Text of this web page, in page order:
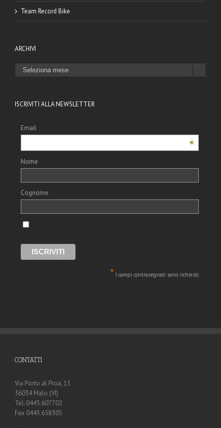
Team Record Bike
ARCHIVI
ARCHIVI
ISCRIVITI ALLA NEWSLETTER
Email
*
Nome
Cognome
* I campi contrasegnati sono richiesti
CONTATTI
Via Porto al Proa, 15
36034 Malo (VI)
Tel. 0445.607702
Fax 0445.658305